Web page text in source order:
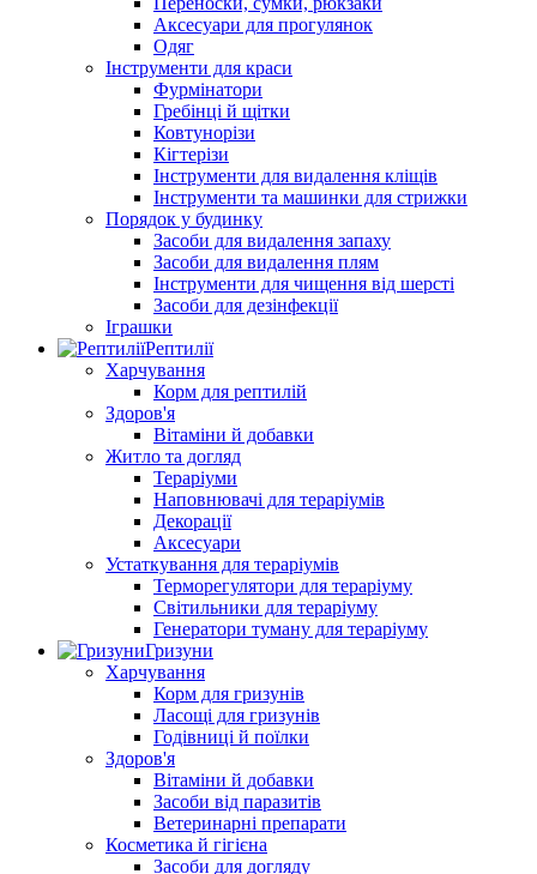
Аксесуари для прогулянок
Одяг
Інструменти для краси
Фурмінатори
Гребінці й щітки
Ковтунорізи
Кігтерізи
Інструменти для видалення кліщів
Інструменти та машинки для стрижки
Порядок у будинку
Засоби для видалення запаху
Засоби для видалення плям
Інструменти для чищення від шерсті
Засоби для дезінфекції
Іграшки
Рептилії
Харчування
Корм для рептилій
Здоров'я
Вітаміни й добавки
Житло та догляд
Тераріуми
Наповнювачі для тераріумів
Декорації
Аксесуари
Устаткування для тераріумів
Терморегулятори для тераріуму
Світильники для тераріуму
Генератори туману для тераріуму
Гризуни
Харчування
Корм для гризунів
Ласощі для гризунів
Годівниці й поїлки
Здоров'я
Вітаміни й добавки
Засоби від паразитів
Ветеринарні препарати
Косметика й гігієна
Засоби для догляду